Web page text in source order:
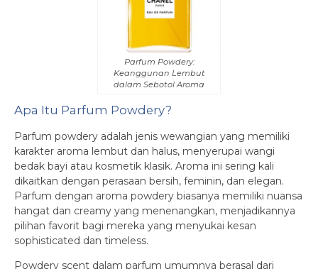
Parfum Powdery:
Keanggunan Lembut
dalam Sebotol Aroma
Apa Itu Parfum Powdery?
Parfum powdery adalah jenis wewangian yang memiliki
karakter aroma lembut dan halus, menyerupai wangi
bedak bayi atau kosmetik klasik. Aroma ini sering kali
dikaitkan dengan perasaan bersih, feminin, dan elegan.
Parfum dengan aroma powdery biasanya memiliki nuansa
hangat dan creamy yang menenangkan, menjadikannya
pilihan favorit bagi mereka yang menyukai kesan
sophisticated dan timeless.
Powdery scent dalam parfum umumnya berasal dari